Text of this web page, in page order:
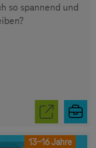
so spannend und
13-16 Jahre